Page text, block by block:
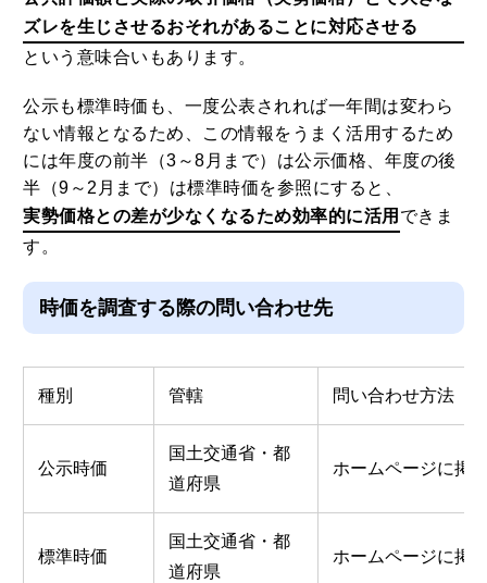
ズレを生じさせるおそれがあることに対応させる
という意味合いもあります。
公示も標準時価も、一度公表されれば一年間は変わら
ない情報となるため、この情報をうまく活用するため
には年度の前半（3～8月まで）は公示価格、年度の後
半（9～2月まで）は標準時価を参照にすると、
実勢価格との差が少なくなるため効率的に活用 できま
す。
時価を調査する際の問い合わせ先
種別 管轄 問い合わせ方法
公示時価
国土交通省・都
道府県
ホームページに掲
標準時価
国土交通省・都
道府県
ホームページに掲